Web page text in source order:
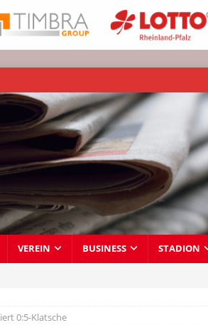
VEREIN BUSINESS STADION
0:5-Klatsche